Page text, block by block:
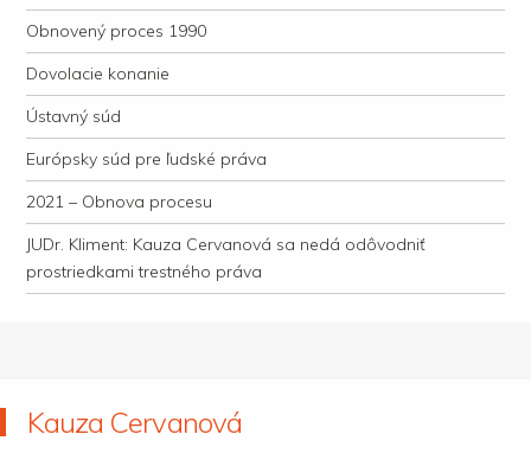
Obnovený proces 1990
Dovolacie konanie
Ústavný súd
Európsky súd pre ľudské práva
2021 – Obnova procesu
JUDr. Kliment: Kauza Cervanová sa nedá odôvodniť
prostriedkami trestného práva
Kauza Cervanová